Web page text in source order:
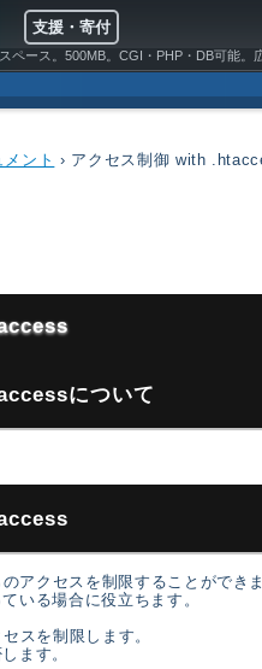
支援・寄付
ペース。500MB。CGI・PHP・DB可能。
メント › アクセス制御 with
について
アクセスを制限することができ
いる場合に役立ちます。
スを制限します。
ます。